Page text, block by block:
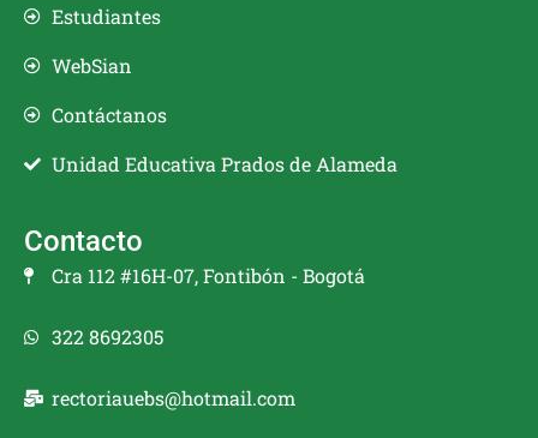
Estudiantes
WebSian
Contáctanos
Unidad Educativa Prados de Alameda
Contacto
Cra 112 #16H-07, Fontibón - Bogotá
322 8692305
rectoriauebs@hotmail.com